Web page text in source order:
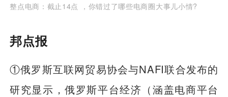
整点电商：截止14点 ，你错过了哪些电商圈大事儿小情?
邦点报
①俄罗斯互联网贸易协会与NAFI联合发布的
研究显示，俄罗斯平台经济（涵盖电商平台